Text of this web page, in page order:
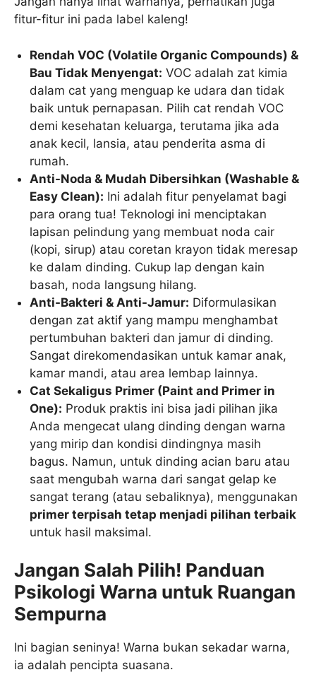
fitur-fitur ini pada label kaleng!
Rendah VOC (Volatile Organic Compounds) &
Bau Tidak Menyengat: VOC adalah zat kimia
dalam cat yang menguap ke udara dan tidak
baik untuk pernapasan. Pilih cat rendah VOC
demi kesehatan keluarga, terutama jika ada
anak kecil, lansia, atau penderita asma di
rumah.
Anti-Noda & Mudah Dibersihkan (Washable &
Easy Clean): Ini adalah fitur penyelamat bagi
para orang tua! Teknologi ini menciptakan
lapisan pelindung yang membuat noda cair
(kopi, sirup) atau coretan krayon tidak meresap
ke dalam dinding. Cukup lap dengan kain
basah, noda langsung hilang.
Anti-Bakteri & Anti-Jamur: Diformulasikan
dengan zat aktif yang mampu menghambat
pertumbuhan bakteri dan jamur di dinding.
Sangat direkomendasikan untuk kamar anak,
kamar mandi, atau area lembap lainnya.
Cat Sekaligus Primer (Paint and Primer in
One): Produk praktis ini bisa jadi pilihan jika
Anda mengecat ulang dinding dengan warna
yang mirip dan kondisi dindingnya masih
bagus. Namun, untuk dinding acian baru atau
saat mengubah warna dari sangat gelap ke
sangat terang (atau sebaliknya), menggunakan
primer terpisah tetap menjadi pilihan terbaik
untuk hasil maksimal.
Jangan Salah Pilih! Panduan
Psikologi Warna untuk Ruangan
Sempurna
Ini bagian seninya! Warna bukan sekadar warna,
ia adalah pencipta suasana.